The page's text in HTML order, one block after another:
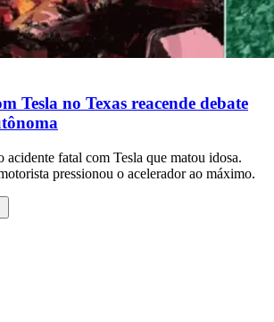
Tesla no Texas reacende debate
acidente fatal com Tesla que matou idosa.
pressionou o acelerador ao máximo.